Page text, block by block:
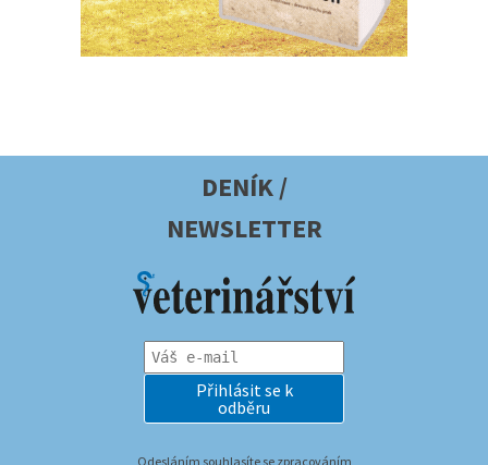
DENÍK /
NEWSLETTER
Přihlásit se k
odběru
Odesláním souhlasíte se zpracováním